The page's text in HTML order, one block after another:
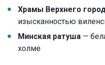
Храмы Верхнего
изысканностью
Минская ратуша —
холме